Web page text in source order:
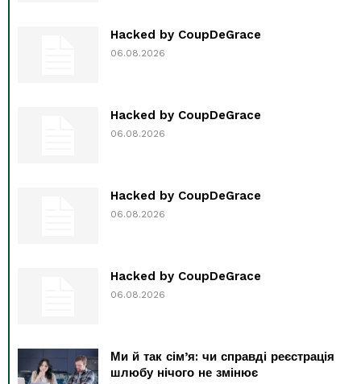
Hacked by CoupDeGrace
06.08.2026
Hacked by CoupDeGrace
06.08.2026
Hacked by CoupDeGrace
06.08.2026
Hacked by CoupDeGrace
06.08.2026
Ми й так сім’я: чи справді реєстрація
шлюбу нічого не змінює